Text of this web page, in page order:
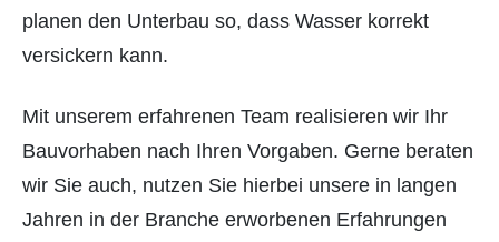
planen den Unterbau so, dass Wasser korrekt
versickern kann.
Mit unserem erfahrenen Team realisieren wir Ihr
Bauvorhaben nach Ihren Vorgaben. Gerne beraten
wir Sie auch, nutzen Sie hierbei unsere in langen
Jahren in der Branche erworbenen Erfahrungen